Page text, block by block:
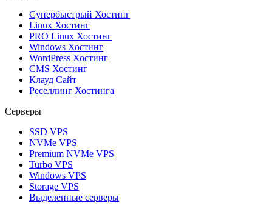
Супербыстрый Хостинг
Linux Хостинг
PRO Linux Хостинг
Windows Хостинг
WordPress Хостинг
CMS Хостинг
Клауд Сайт
Реселлинг Хостинга
Серверы
SSD VPS
NVMe VPS
Premium NVMe VPS
Turbo VPS
Windows VPS
Storage VPS
Выделенные серверы